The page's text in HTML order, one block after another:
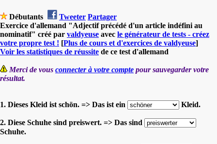
Débutants Tweeter Partager
Exercice d'allemand "Adjectif précédé d'un article indéfini au
nominatif" créé par valdyeuse avec le générateur de tests - créez
votre propre test ! [Plus de cours et d'exercices de valdyeuse]
Voir les statistiques de réussite de ce test d'allemand
Merci de vous connecter à votre compte pour sauvegarder votre
résultat.
1. Dieses Kleid ist schön. => Das ist ein Kleid.
2. Diese Schuhe sind preiswert. => Das sind
Schuhe.